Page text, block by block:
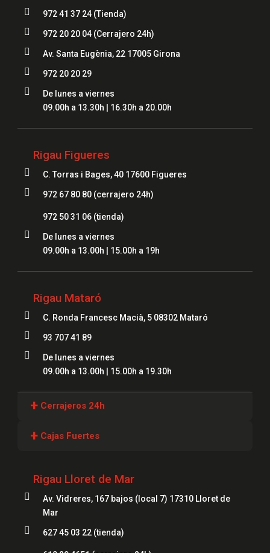
 972 41 37 24 (Tienda)
 972 20 20 04(Cerrajero 24h)
 Av. Santa Eugènia, 22 17005 Girona
 972 20 20 29

De lunes a viernes
09.00h a 13.30h | 16.30h a 20.00h
Rigau Figueres
 C. Torras i Bages, 40 17600 Figueres
 972 67 80 80 (cerrajero 24h)
972 50 31 06(tienda)

De lunes a viernes
09.00h a 13.00h | 15.00h a 19h
Rigau Mataró
 C. Ronda Francesc Macià, 5 08302 Mataró
 93 707 41 89

De lunes a viernes
09.00h a 13.00h | 15.00h a 19.30h
+ Cerrajeros 24h
Cerrajeros Girona
Cerrajeros Figueres
Cerrajeros Mataró
+ Cajas Fuertes
Cajas Fuertes Blanes
Cajas Fuertes Mataró
Cajas Fuertes Figueres
Rigau Lloret de Mar

Av. Vidreres, 167 bajos (local 7) 17310 Lloret de
Mar
 627 45 03 22 (tienda)